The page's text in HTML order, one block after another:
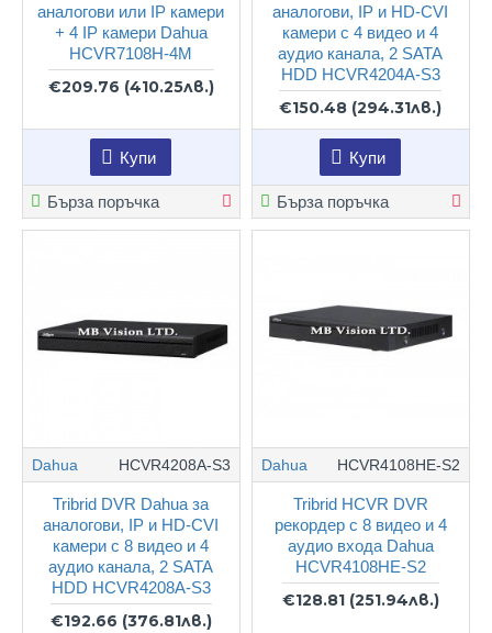
аналогови или IP камери
+ 4 IP камери Dahua
HCVR7108H-4M
€209.76 (410.25лв.)
Купи
Бърза поръчка
аналогови, IP и HD-CVI
камери с 4 видео и 4
аудио канала, 2 SATA
HDD HCVR4204A-S3
€150.48 (294.31лв.)
Купи
Бърза поръчка
Dahua HCVR4208A-S3
Tribrid DVR Dahua за
аналогови, IP и HD-CVI
камери с 8 видео и 4
аудио канала, 2 SATA
HDD HCVR4208A-S3
€192.66 (376.81лв.)
Dahua HCVR4108HE-S2
Tribrid HCVR DVR
рекордер с 8 видео и 4
аудио входа Dahua
HCVR4108HE-S2
€128.81 (251.94лв.)